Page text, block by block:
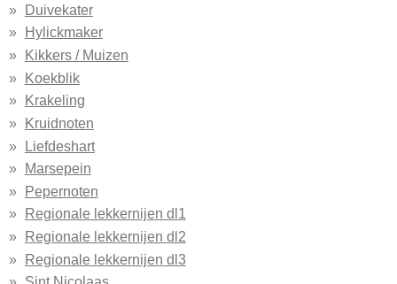
Duivekater
Hylickmaker
Kikkers / Muizen
Koekblik
Krakeling
Kruidnoten
Liefdeshart
Marsepein
Pepernoten
Regionale lekkernijen dl1
Regionale lekkernijen dl2
Regionale lekkernijen dl3